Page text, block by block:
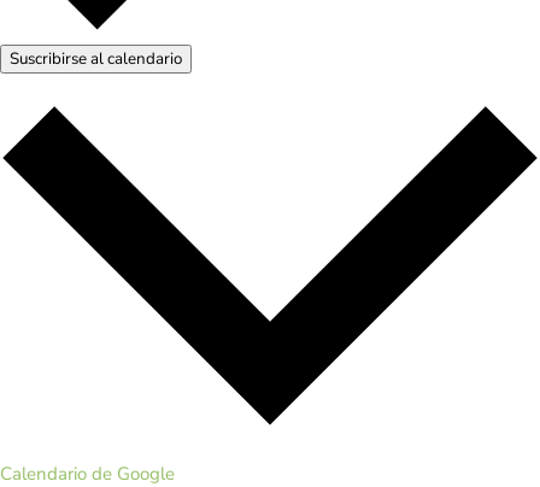
Suscribirse al calendario
Calendario de Google